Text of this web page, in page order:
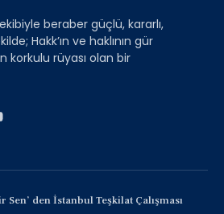
Sen’ den İstanbul Teşkilat Çalışması
beraber güçlü, kararlı,
Hakk’ın ve haklının gür
korkulu rüyası olan bir